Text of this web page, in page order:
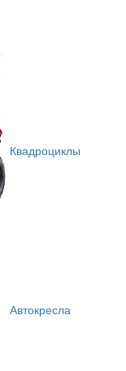
Квадроциклы
Автокресла